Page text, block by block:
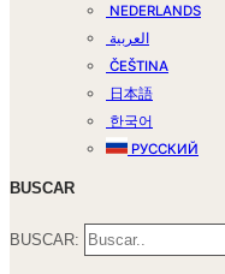
NEDERLANDS
العربية
ČEŠTINA
日本語
한국어
РУССКИЙ
BUSCAR
BUSCAR: